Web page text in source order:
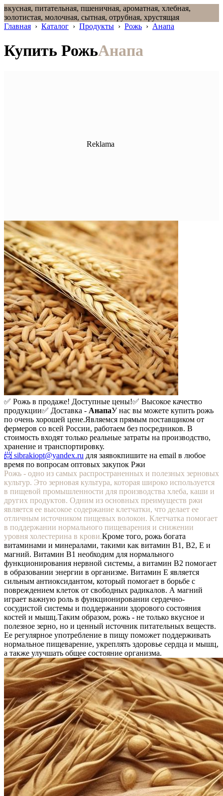
вкусная, питательная, пшеничная, ароматная, хлебная,
золотистая, молочная, сытная, отрубная, хрустящая
Главная › Каталог › Продукты › Рожь › Анапа
Купить РожьАнапа
✅ Рожь в продаже! Доступные цены!✅ Высокое качество
продукции✅ Доставка - АнапаУ нас вы можете купить рожь
по очень хорошей цене.Являемся прямым поставщиком от
фермеров со всей России, работаем без посредников. В
стоимость входят только реальные затраты на производство,
хранение и транспортировку.
📨 sibrakiopt@yandex.ru для заявокпишите на email в любое
время по вопросам оптовых закупок Ржи
Рожь - одно из самых распространенных и полезных зерновых
культур. Это зерновая культура, которая широко используется
в пищевой промышленности для производства хлеба, каши и
других продуктов. Одним из основных преимуществ ржи
является ее высокое содержание клетчатки, что делает ее
отличным источником пищевых волокон. Клетчатка помогает
в поддержании нормального пищеварения и снижении
уровня холестерина в крови.Кроме того, рожь богата
витаминами и минералами, такими как витамин В1, В2, Е и
магний. Витамин В1 необходим для нормального
функционирования нервной системы, а витамин В2 помогает
в образовании энергии в организме. Витамин Е является
сильным антиоксидантом, который помогает в борьбе с
повреждением клеток от свободных радикалов. А магний
играет важную роль в функционировании сердечно-
сосудистой системы и поддержании здорового состояния
костей и мышц.Таким образом, рожь - не только вкусное и
полезное зерно, но и ценный источник питательных веществ.
Ее регулярное употребление в пищу поможет поддерживать
нормальное пищеварение, укреплять здоровье сердца и мышц,
а также улучшать общее состояние организма.